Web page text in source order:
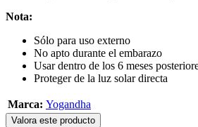
Nota:
Sólo para uso externo
No apto durante el embarazo
Usar dentro de los 6 meses
Proteger de la luz solar directa
Marca: Yogandha
Valora este producto